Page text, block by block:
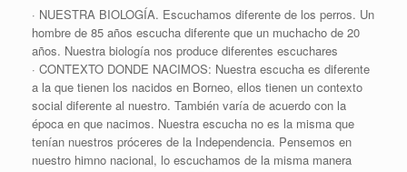
· NUESTRA BIOLOGÍA. Escuchamos diferente de los perros. Un
hombre de 85 años escucha diferente que un muchacho de 20
años. Nuestra biología nos produce diferentes escuchares
· CONTEXTO DONDE NACIMOS: Nuestra escucha es diferente
a la que tienen los nacidos en Borneo, ellos tienen un contexto
social diferente al nuestro. También varía de acuerdo con la
época en que nacimos. Nuestra escucha no es la misma que
tenían nuestros próceres de la Independencia. Pensemos en
nuestro himno nacional, lo escuchamos de la misma manera